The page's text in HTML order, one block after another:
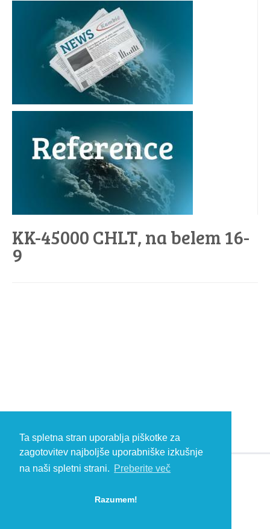
Ta spletna stran uporablja piškotke za
zagotovitev najboljše uporabniške izkušnje
na naši spletni strani. Preberite več
Razumem!
KK-45000 CHLT, na belem 16-
9
HEADQUARTERS: T: +386 (0)7 35 65 220, F: +386 (0)7 35 65 232, E: